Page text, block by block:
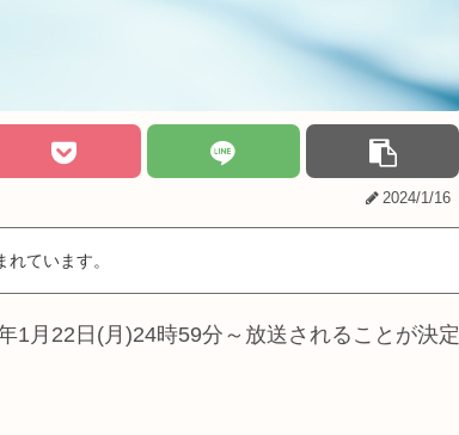
2024/1/16
ています。
1月22日(月)24時59分～放送されることが決定